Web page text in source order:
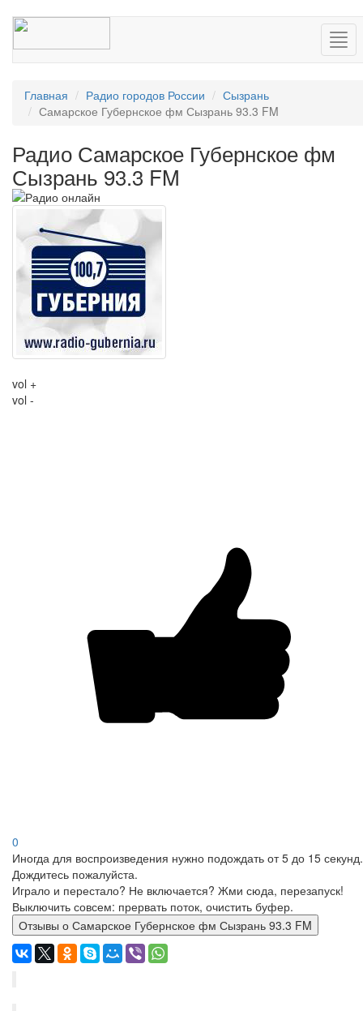
Главная Радио городов России
Сызрань
Самарское Губернское фм Сызрань 93.3 FM
Радио Самарское Губернское фм
Сызрань 93.3 FM
vol +
vol -
0
Иногда для воспроизведения нужно подождать от 5 до 15 секунд.
Дождитесь пожалуйста.
Играло и перестало? Не включается? Жми сюда, перезапуск!
Выключить совсем: прервать поток, очистить буфер.
Отзывы о Самарское Губернское фм Сызрань 93.3 FM